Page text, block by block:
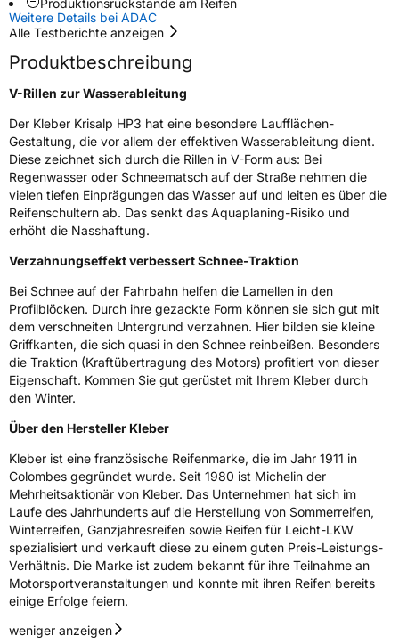
Rollgeräusch (Klasse)A
Fahrzeugklasse C1
3PMSF / Schneeflockensymbol / Alpine-SymbolJa
EisgripNein
EPREL ID410185
Allgemeine Produktsicherheit (GPSR)
HerstellerkontaktMANUFACTURE FRANCAISE DES
Carmes-Déchaux 23 63000 Clermont-
Ferrand Frankreich, contact@tc.michelin.eu
Weitere Details bei ADAC
Alle Testberichte anzeigen
Produktbeschreibung
V-Rillen zur Wasserableitung
Der Kleber Krisalp HP3 hat eine besondere Laufflächen-
Gestaltung, die vor allem der effektiven Wasserableitung dient.
Diese zeichnet sich durch die Rillen in V-Form aus: Bei
Regenwasser oder Schneematsch auf der Straße nehmen die
vielen tiefen Einprägungen das Wasser auf und leiten es über die
Reifenschultern ab. Das senkt das Aquaplaning-Risiko und
erhöht die Nasshaftung.
Verzahnungseffekt verbessert Schnee-Traktion
Bei Schnee auf der Fahrbahn helfen die Lamellen in den
Profilblöcken. Durch ihre gezackte Form können sie sich gut mit
dem verschneiten Untergrund verzahnen. Hier bilden sie kleine
Griffkanten, die sich quasi in den Schnee reinbeißen. Besonders
die Traktion (Kraftübertragung des Motors) profitiert von dieser
Eigenschaft. Kommen Sie gut gerüstet mit Ihrem Kleber durch
den Winter.
Über den Hersteller Kleber
Kleber ist eine französische Reifenmarke, die im Jahr 1911 in
Colombes gegründet wurde. Seit 1980 ist Michelin der
Mehrheitsaktionär von Kleber. Das Unternehmen hat sich im
Laufe des Jahrhunderts auf die Herstellung von Sommerreifen,
Winterreifen, Ganzjahresreifen sowie Reifen für Leicht-LKW
spezialisiert und verkauft diese zu einem guten Preis-Leistungs-
Verhältnis. Die Marke ist zudem bekannt für ihre Teilnahme an
Motorsportveranstaltungen und konnte mit ihren Reifen bereits
einige Erfolge feiern.
weniger anzeigen